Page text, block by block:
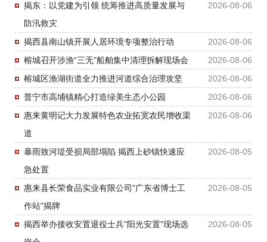
2026-08-06
揭东：以党建为引领 统筹推进高质量发展与
防汛救灾
2026-08-06
揭西县南山镇开展人居环境专项整治行动
2026-08-06
榕城召开涉渔“三无”船舶集中清理拆解现场会
2026-08-06
榕城区渔湖街道全力推进河道综合治理攻坚
2026-08-06
普宁市高埔镇精心打造绿美生态小公园
2026-08-06
惠来黄明记大力发展特色农业拓宽农民增收渠
道
2026-08-05
暴雨致河堤受损局部塌陷 揭西上砂镇快速应
急处置
2026-08-05
惠来县长荣食品实业有限公司"广东省博士工
作站"揭牌
2026-08-05
揭西举办接收安置退役士兵"阳光安置"现场选